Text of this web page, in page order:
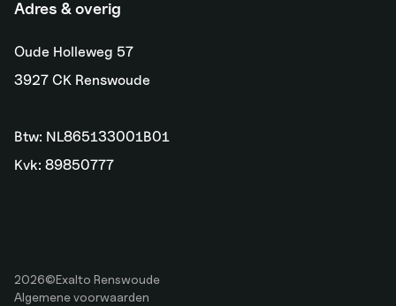
Adres & overig
Oude Holleweg 57
3927 CK Renswoude
Btw: NL865133001B01
Kvk: 89850777
2026©Exalto Renswoude
Algemene voorwaarden